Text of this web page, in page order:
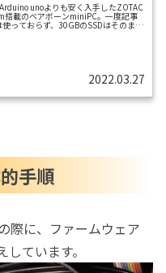
unoよりも安く入手したZOTAC
搭載のベアボーンminiPC。一度記事
っておらず、30GBのSSDはそのまま
2022.03.27
手順
際に、ファームウェア
ています。